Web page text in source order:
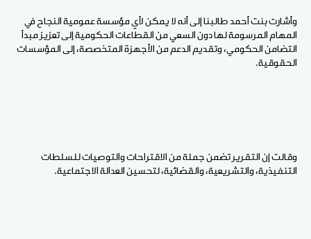
وأشارت بنت أحمد طالبنا إلى أنه لا يمكن لأي مؤسسة عمومية النجاح في
المهام المرسومة لها دون السعي من القطاعات الحكومية إلى تعزيز مبدأ
التضامن الحكومي، وتقديم الدعم من الأجهزة المتخصصة، إلى المؤسسات
الحقوقية.
وقالت إن التقرير تضمن جملة من الاقتراحات والتوصيات للسلطات
التنفيذية، والتشريعية، والقضائية، لتحسين العدالة الاجتماعية.